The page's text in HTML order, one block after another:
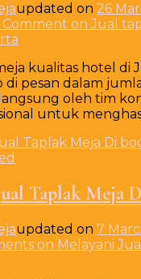
updated on 26
Comment on Jual
kualitas hotel di
di pesan dalam
oleh tim
untuk
Taplak Meja
updated on 7
on Melayani